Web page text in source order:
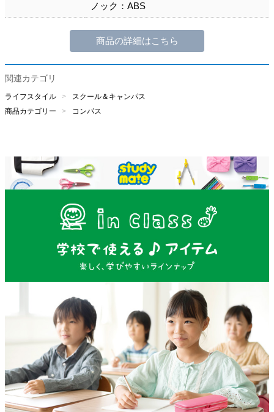
ノック：ABS
商品の詳細はこちら
関連カテゴリ
ライフスタイル
スクール＆キャンパス
商品カテゴリー
コンパス